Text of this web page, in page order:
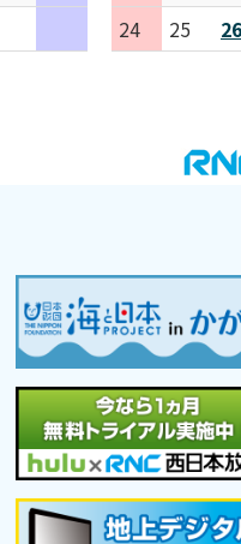
24
25
26